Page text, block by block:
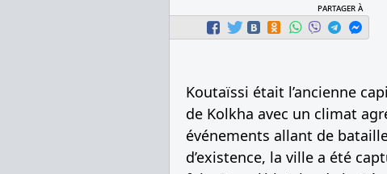
partager à
Koutaïssi était l’ancienne
de Kolkha avec un climat
événements allant de
d’existence, la ville a été